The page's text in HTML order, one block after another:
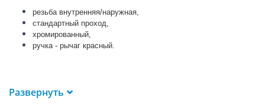
резьба внутренняя/наружная,
стандартный проход,
хромированный,
ручка - рычаг красный.
Развернуть